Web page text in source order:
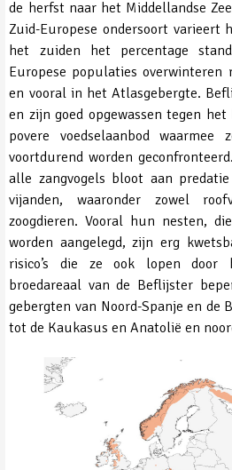
de herfst naar het Middellandse
Zuid-Europese ondersoort varieert
het zuiden het percentage
Europese populaties overwinteren
en vooral in het Atlasgebergte.
en zijn goed opgewassen tegen
povere voedselaanbod waarmee
voortdurend worden
alle zangvogels bloot aan
vijanden, waaronder zowel
zoogdieren. Vooral hun nesten,
worden aangelegd, zijn erg
risico’s die ze ook lopen
broedareaal van de Beflijster
gebergten van Noord-Spanje en de
tot de Kaukasus en Anatolië en